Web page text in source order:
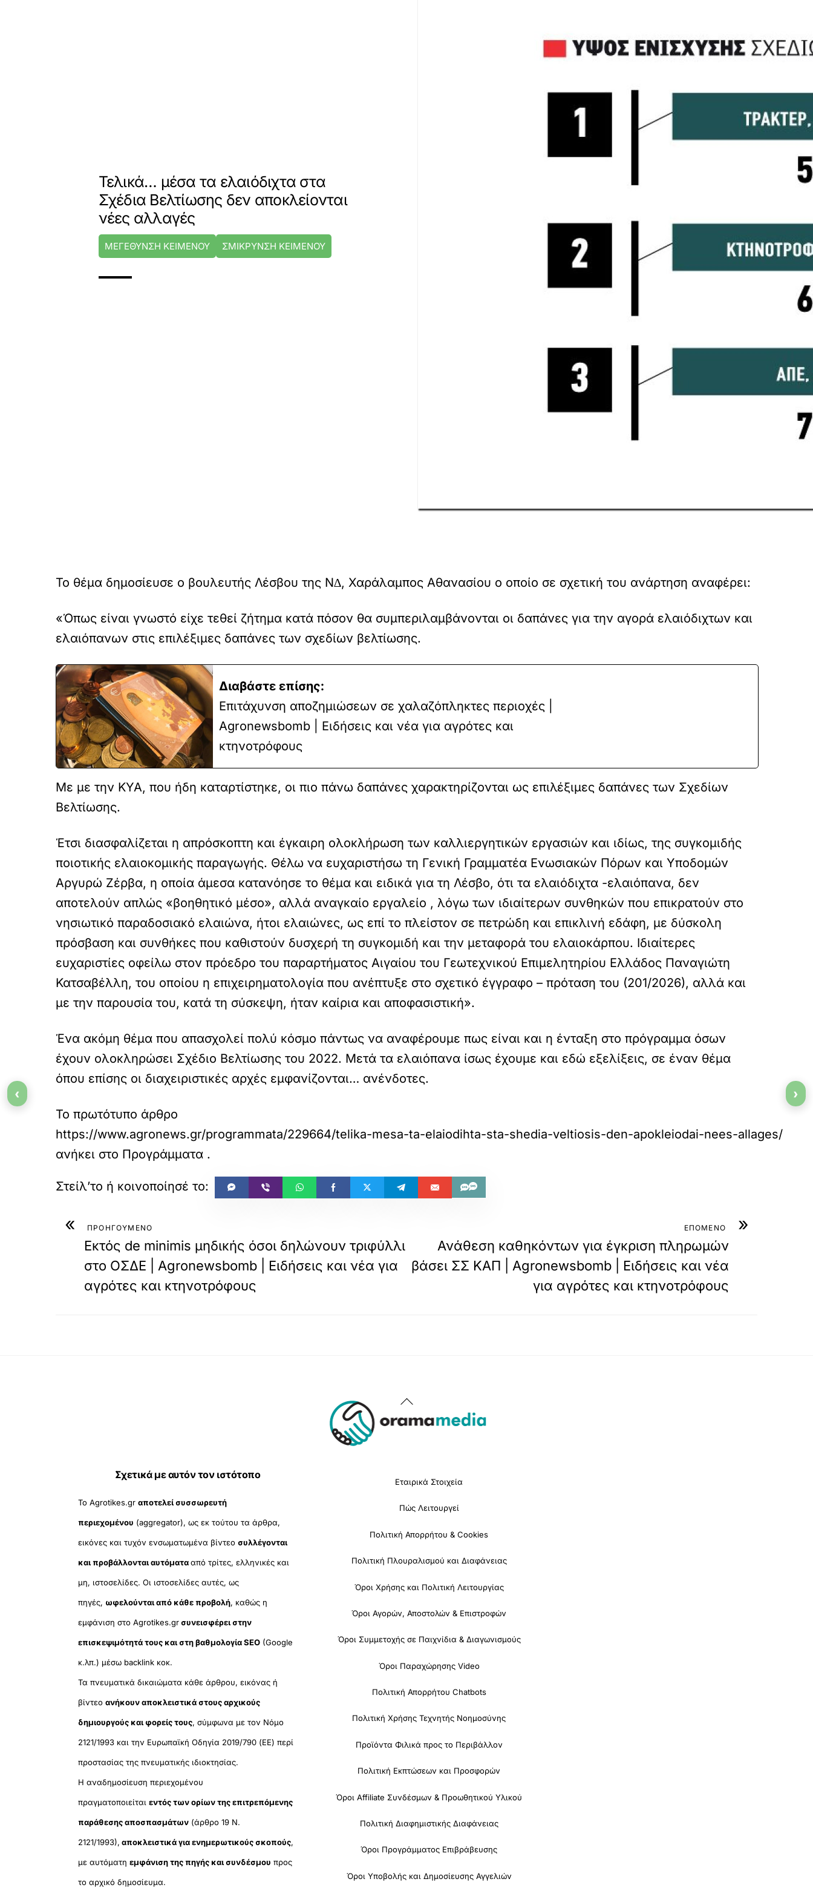
Τελικά… μέσα τα ελαιόδιχτα στα
Σχέδια Βελτίωσης δεν αποκλείονται
νέες αλλαγές
ΜΕΓΕΘΥΝΣΗ ΚΕΙΜΕΝΟΥ ΣΜΙΚΡΥΝΣΗ ΚΕΙΜΕΝΟΥ
Το θέµα δηµοσίευσε ο βουλευτής Λέσβου της Ν∆, Χαράλαµπος Αθανασίου ο οποίο σε σχετική του ανάρτηση αναφέρει:
«Όπως είναι γνωστό είχε τεθεί ζήτηµα κατά πόσον θα συµπεριλαµβάνονται οι δαπάνες για την αγορά ελαιόδιχτων και
ελαιόπανων στις επιλέξιµες δαπάνες των σχεδίων βελτίωσης.
Διαβάστε επίσης:
Επιτάχυνση αποζημιώσεων σε χαλαζόπληκτες περιοχές |
Agronewsbomb | Ειδήσεις και νέα για αγρότες και
κτηνοτρόφους
Με µε την ΚΥΑ, που ήδη καταρτίστηκε, οι πιο πάνω δαπάνες χαρακτηρίζονται ως επιλέξιµες δαπάνες των Σχεδίων
Βελτίωσης.
Έτσι διασφαλίζεται η απρόσκοπτη και έγκαιρη ολοκλήρωση των καλλιεργητικών εργασιών και ιδίως, της συγκοµιδής
ποιοτικής ελαιοκοµικής παραγωγής. Θέλω να ευχαριστήσω τη Γενική Γραµµατέα Ενωσιακών Πόρων και Υποδοµών
Αργυρώ Ζέρβα, η οποία άµεσα κατανόησε το θέµα και ειδικά για τη Λέσβο, ότι τα ελαιόδιχτα -ελαιόπανα, δεν
αποτελούν απλώς «βοηθητικό µέσο», αλλά αναγκαίο εργαλείο , λόγω των ιδιαίτερων συνθηκών που επικρατούν στο
νησιωτικό παραδοσιακό ελαιώνα, ήτοι ελαιώνες, ως επί το πλείστον σε πετρώδη και επικλινή εδάφη, µε δύσκολη
πρόσβαση και συνθήκες που καθιστούν δυσχερή τη συγκοµιδή και την µεταφορά του ελαιοκάρπου. Ιδιαίτερες
ευχαριστίες οφείλω στον πρόεδρο του παραρτήµατος Αιγαίου του Γεωτεχνικού Επιµελητηρίου Ελλάδος Παναγιώτη
Κατσαβέλλη, του οποίου η επιχειρηµατολογία που ανέπτυξε στο σχετικό έγγραφο – πρόταση του (201/2026), αλλά και
µε την παρουσία του, κατά τη σύσκεψη, ήταν καίρια και αποφασιστική».
Ένα ακόµη θέµα που απασχολεί πολύ κόσµο πάντως να αναφέρουµε πως είναι και η ένταξη στο πρόγραµµα όσων
έχουν ολοκληρώσει Σχέδιο Βελτίωσης του 2022. Μετά τα ελαιόπανα ίσως έχουµε και εδώ εξελίξεις, σε έναν θέµα
όπου επίσης οι διαχειριστικές αρχές εµφανίζονται… ανένδοτες.
Το πρωτότυπο άρθρο
https://www.agronews.gr/programmata/229664/telika-mesa-ta-elaiodihta-sta-shedia-veltiosis-den-apokleiodai-nees-allages/
ανήκει στο Προγράμματα .
« ΠΡΟΗΓΟΥΜΕΝΟ
Εκτός de minimis μηδικής όσοι δηλώνουν τριφύλλι
στο ΟΣΔΕ | Agronewsbomb | Ειδήσεις και νέα για
αγρότες και κτηνοτρόφους
»
ΕΠΟΜΕΝΟ
Ανάθεση καθηκόντων για έγκριση πληρωμών
βάσει ΣΣ ΚΑΠ | Agronewsbomb | Ειδήσεις και νέα
για αγρότες και κτηνοτρόφους
Back
To
Σχετικά με αυτόν τον ιστότοπο
Το Agrotikes.grαποτελεί συσσωρευτή
περιεχομένου (aggregator), ως εκ τούτου τα άρθρα,
εικόνες και τυχόν ενσωματωμένα βίντεοσυλλέγονται
και προβάλλονται αυτόματααπό τρίτες, ελληνικές και
μη, ιστοσελίδες. Οι ιστοσελίδες αυτές, ως
πηγές, ωφελούνται από κάθε προβολή, καθώς η
εμφάνιση στο Agrotikes.grσυνεισφέρει στην
επισκεψιμότητά τους και στη βαθμολογία SEO (Google
κ.λπ.) μέσω backlink κοκ.
Τα πνευματικά δικαιώματα κάθε άρθρου, εικόνας ή
βίντεοανήκουν αποκλειστικά στους αρχικούς
δημιουργούς και φορείς τους, σύμφωνα με τον Νόμο
2121/1993 και την Ευρωπαϊκή Οδηγία 2019/790 (ΕΕ) περί
προστασίας της πνευματικής ιδιοκτησίας.
Η αναδημοσίευση περιεχομένου
πραγματοποιείταιεντός των ορίων της επιτρεπόμενης
παράθεσης αποσπασμάτων (άρθρο 19 Ν.
2121/1993), αποκλειστικά για ενημερωτικούς σκοπούς,
με αυτόματηεμφάνιση της πηγής και συνδέσμου προς
το αρχικό δημοσίευμα.
Εταιρικά Στοιχεία
Πώς Λειτουργεί
Πολιτική Απορρήτου & Cookies
Πολιτική Πλουραλισμού και Διαφάνειας
Όροι Χρήσης και Πολιτική Λειτουργίας
Όροι Αγορών, Αποστολών & Επιστροφών
Όροι Συμμετοχής σε Παιχνίδια & Διαγωνισμούς
Όροι Παραχώρησης Video
Πολιτική Απορρήτου Chatbots
Πολιτική Χρήσης Τεχνητής Νοημοσύνης
Προϊόντα Φιλικά προς το Περιβάλλον
Πολιτική Εκπτώσεων και Προσφορών
Όροι Affiliate Συνδέσμων & Προωθητικού Υλικού
Πολιτική Διαφημιστικής Διαφάνειας
Όροι Προγράμματος Επιβράβευσης
Όροι Υποβολής και Δημοσίευσης Αγγελιών
‹ ›